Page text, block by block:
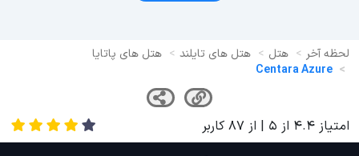
لحظه آخر هتل هتل های تایلند
هتل های پاتایا
Centara Azure
امتیاز 4.4 از 5 | از 87 کاربر